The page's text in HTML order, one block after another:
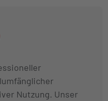
Nutzung. Unser